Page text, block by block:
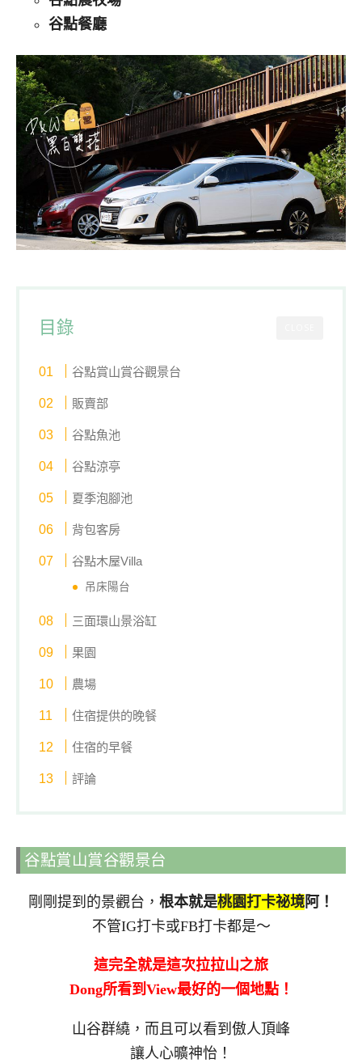
谷點餐廳
目錄
谷點賞山賞谷觀景台
販賣部
谷點魚池
谷點涼亭
夏季泡腳池
背包客房
谷點木屋Villa
吊床陽台
三面環山景浴缸
果園
農場
住宿提供的晚餐
住宿的早餐
評論
谷點賞山賞谷觀景台
剛剛提到的景觀台， 根本就是桃園打卡祕境阿！
不管IG打卡或FB打卡都是～
這完全就是這次拉拉山之旅
Dong所看到View最好的一個地點！
山谷群繞，而且可以看到傲人頂峰
讓人心曠神怡！